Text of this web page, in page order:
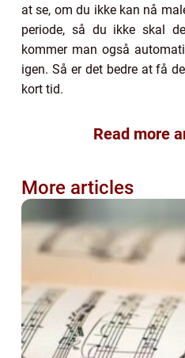
at se, om du ikke kan nå
periode, så du ikke skal
kommer man også
igen. Så er det bedre at få
kort tid.
Read more
More articles